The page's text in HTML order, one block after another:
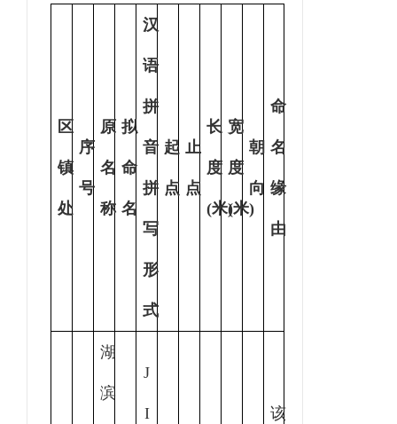
区
镇
处
序
号
原
名
称
拟
命
名
汉
语
拼
音
拼
写
形
式
起
点
止
点
长
度
(米)
宽
度
(米)
朝
向
命
名
缘
由
湖
滨
J
I 该